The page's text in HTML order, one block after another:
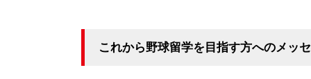
これから野球留学を目指す方へのメッ